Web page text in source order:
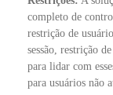
completo de
restrição de
sessão, restrição
para lidar com
para usuários não